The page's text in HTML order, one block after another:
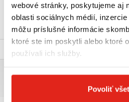
webové stránky, poskytujeme aj
oblasti sociálnych médií,
môžu príslušné informácie
ktoré ste im poskytli alebo ktoré
používali ich služby.
Povoliť
VIAC O PRODUKTE
Popis a parametre
HONDA EM1E ELEKTRICKÝ